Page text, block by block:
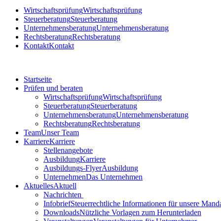
WirtschaftsprüfungWirtschaftsprüfung
SteuerberatungSteuerberatung
UnternehmensberatungUnternehmensberatung
RechtsberatungRechtsberatung
KontaktKontakt
Startseite
Prüfen und beraten
WirtschaftsprüfungWirtschaftsprüfung
SteuerberatungSteuerberatung
UnternehmensberatungUnternehmensberatung
RechtsberatungRechtsberatung
TeamUnser Team
KarriereKarriere
Stellenangebote
AusbildungKarriere
Ausbildungs-FlyerAusbildung
UnternehmenDas Unternehmen
AktuellesAktuell
Nachrichten
InfobriefSteuerrechtliche Informationen für unsere
DownloadsNützliche Vorlagen zum Herunterladen